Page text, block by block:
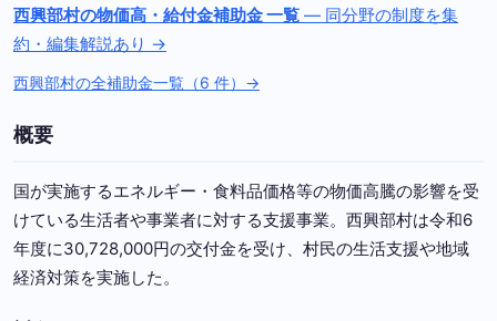
西興部村の物価高・給付金補助金 一覧 — 同分野の制度を集
約・編集解説あり →
西興部村の全補助金一覧（6 件）→
概要
国が実施するエネルギー・食料品価格等の物価高騰の影響を受
けている生活者や事業者に対する支援事業。西興部村は令和6
年度に30,728,000円の交付金を受け、村民の生活支援や地域
経済対策を実施した。